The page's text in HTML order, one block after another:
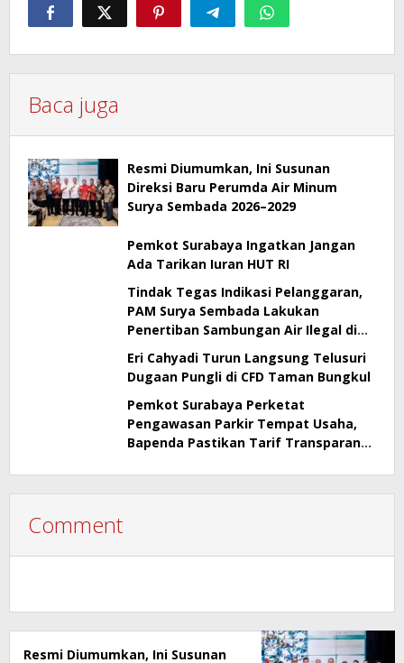
Baca juga
Resmi Diumumkan, Ini Susunan
Direksi Baru Perumda Air Minum
Surya Sembada 2026–2029
Pemkot Surabaya Ingatkan Jangan
Ada Tarikan Iuran HUT RI
Tindak Tegas Indikasi Pelanggaran,
PAM Surya Sembada Lakukan
Penertiban Sambungan Air Ilegal di
Perak Barat Surabaya
Eri Cahyadi Turun Langsung Telusuri
Dugaan Pungli di CFD Taman Bungkul
Pemkot Surabaya Perketat
Pengawasan Parkir Tempat Usaha,
Bapenda Pastikan Tarif Transparan
Comment
Resmi Diumumkan, Ini Susunan